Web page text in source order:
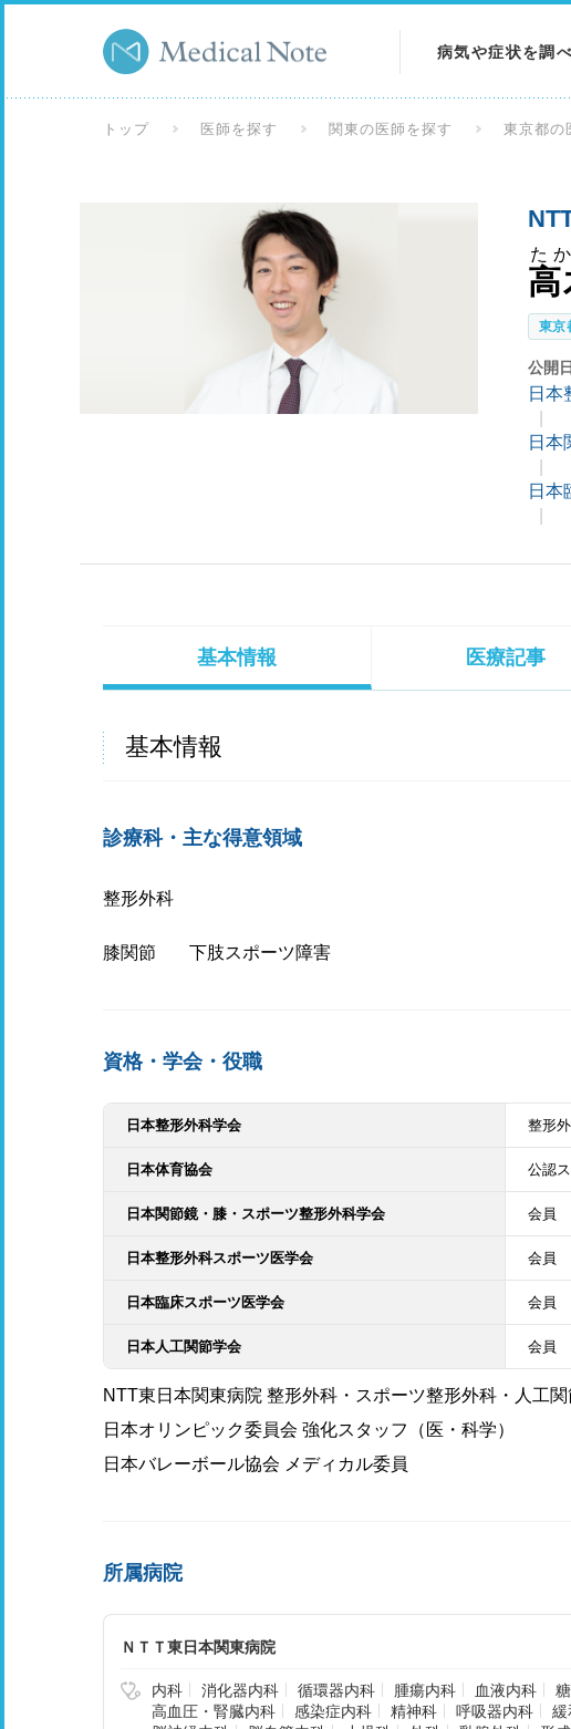
病気や症状を調
検査を調べる
トップ 医師を探す 関東の医師を探す 東京都の
た
東京
公開日
日本
日本
日本
基本情報 医療記事
基本情報
診療科・主な得意領域
整形外科
膝関節 下肢スポーツ障害
資格・学会・役職
日本整形外科学会 整形
日本体育協会 公認
日本関節鏡・膝・スポーツ整形外科学会 会員
日本整形外科スポーツ医学会 会員
日本臨床スポーツ医学会 会員
日本人工関節学会 会員
NTT東日本関東病院 整形外科・スポーツ整形外科・人工
日本オリンピック委員会 強化スタッフ（医・科学）
日本バレーボール協会 メディカル委員
所属病院
ＮＴＴ東日本関東病院
内科 消化器内科 循環器内科 腫瘍内科 血液内科
高血圧・腎臓内科
感染症内科 精神科 呼吸器内科
緩